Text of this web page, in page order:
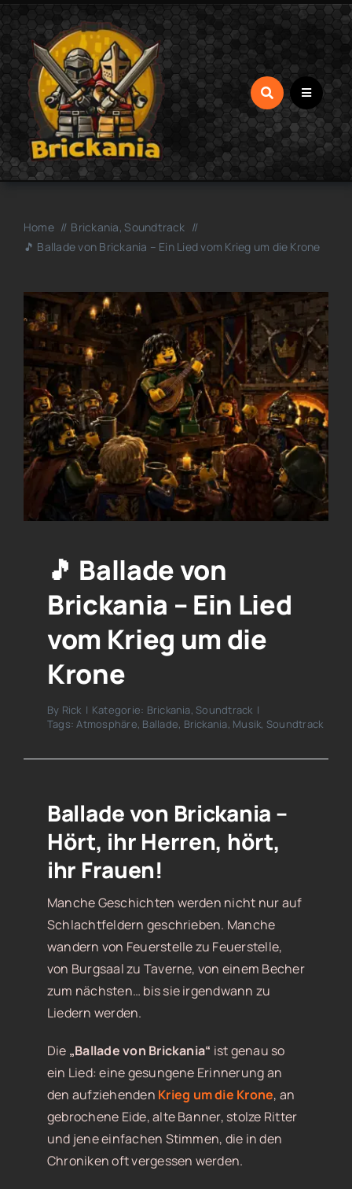
Zum
Inhalt
springen
Home Brickania Soundtrack
🎵 Ballade von Brickania – Ein Lied vom Krieg um die Krone
🎵 Ballade von
Brickania – Ein Lied
vom Krieg um die
Krone
By Rick | Kategorie: Brickania, Soundtrack |
Tags:Atmosphäre, Ballade, Brickania, Musik, Soundtrack
Ballade von Brickania –
Hört, ihr Herren, hört,
ihr Frauen!
Manche Geschichten werden nicht nur auf
Schlachtfeldern geschrieben. Manche
wandern von Feuerstelle zu Feuerstelle,
von Burgsaal zu Taverne, von einem Becher
zum nächsten… bis sie irgendwann zu
Liedern werden.
Die „Ballade von Brickania“ ist genau so
ein Lied: eine gesungene Erinnerung an
den aufziehenden Krieg um die Krone, an
gebrochene Eide, alte Banner, stolze Ritter
und jene einfachen Stimmen, die in den
Chroniken oft vergessen werden.